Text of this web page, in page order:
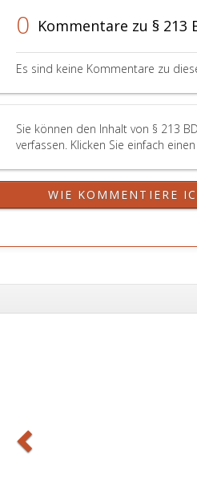
0 Kommentare zu § 213
Es sind keine Kommentare zu
Sie können den Inhalt von § 213
verfassen. Klicken Sie einfach
WIE KOMMENTIERE